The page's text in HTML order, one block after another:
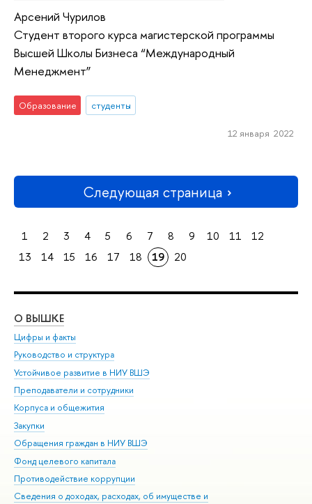
Арсений Чурилов
Студент второго курса магистерской программы
Высшей Школы Бизнеса “Международный
Менеджмент”
Образование студенты
12 января 2022
Следующая страница
1 2 3 4 5 6 7 8 9 10 11
12
13
14 15 16 17 18 19 20
О ВЫШКЕ
Цифры и факты
Руководство и структура
Устойчивое развитие в НИУ ВШЭ
Преподаватели и сотрудники
Корпуса и общежития
Закупки
Обращения граждан в НИУ ВШЭ
Фонд целевого капитала
Противодействие коррупции
Сведения о доходах, расходах, об имуществе и